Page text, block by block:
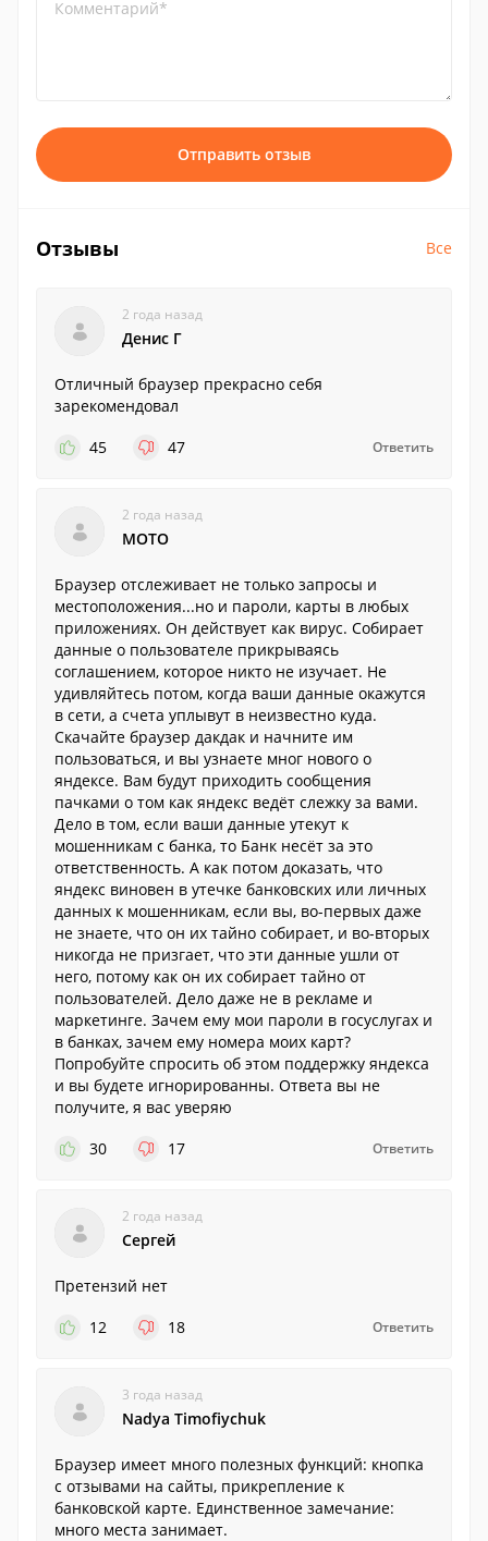
Комментарий*
Отправить отзыв
Отзывы Все
2 года назад
Денис Г
Отличный браузер прекрасно себя
зарекомендовал
45
47 Ответить
2 года назад
МОТО
Браузер отслеживает не только запросы и
местоположения...но и пароли, карты в любых
приложениях. Он действует как вирус. Собирает
данные о пользователе прикрываясь
соглашением, которое никто не изучает. Не
удивляйтесь потом, когда ваши данные окажутся
в сети, а счета уплывут в неизвестно куда.
Скачайте браузер дакдак и начните им
пользоваться, и вы узнаете мног нового о
яндексе. Вам будут приходить сообщения
пачками о том как яндекс ведёт слежку за вами.
Дело в том, если ваши данные утекут к
мошенникам с банка, то Банк несёт за это
ответственность. А как потом доказать, что
яндекс виновен в утечке банковских или личных
данных к мошенникам, если вы, во-первых даже
не знаете, что он их тайно собирает, и во-вторых
никогда не призгает, что эти данные ушли от
него, потому как он их собирает тайно от
пользователей. Дело даже не в рекламе и
маркетинге. Зачем ему мои пароли в госуслугах и
в банках, зачем ему номера моих карт?
Попробуйте спросить об этом поддержку яндекса
и вы будете игнорированны. Ответа вы не
получите, я вас уверяю
30
17 Ответить
2 года назад
Сергей
Претензий нет
12
18 Ответить
3 года назад
Nadya Timofiychuk
Браузер имеет много полезных функций: кнопка
с отзывами на сайты, прикрепление к
банковской карте. Единственное замечание:
много места занимает.